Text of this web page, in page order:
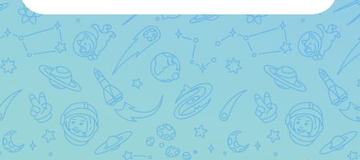
трагедией войны, благодарностью и
уважением к тем, кто защищал Родину.